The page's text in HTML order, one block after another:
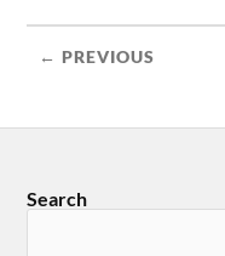
← PREVIOUS
Search